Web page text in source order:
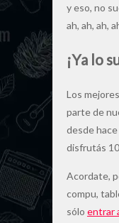
y eso, no
ah, ah, ah,
¡Ya lo
Los
parte de
desde hace
disfrutás
Acordate,
compu,
sólo entrar